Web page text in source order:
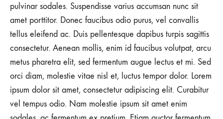
pulvinar sodales. Suspendisse varius accumsan nunc sit
amet porttitor. Donec faucibus odio purus, vel convallis
tellus eleifend ac. Duis pellentesque dapibus turpis sagittis
consectetur. Aenean mollis, enim id faucibus volutpat, arcu
metus pharetra elit, sed fermentum augue lectus et mi. Sed
orci diam, molestie vitae nisl et, luctus tempor dolor. Lorem
ipsum dolor sit amet, consectetur adipiscing elit. Curabitur
vel tempus odio. Nam molestie ipsum sit amet enim